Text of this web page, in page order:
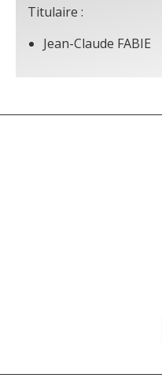
Titulaire :
Jean-Claude FABIE